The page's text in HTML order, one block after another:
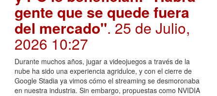
gente que se quede fuera
del mercado". 25 de Julio,
2026 10:27
Durante muchos años, jugar a videojuegos a través de la
nube ha sido una experiencia agridulce, y con el cierre de
Google Stadia ya vimos cómo el streaming se desmoronaba
en nuestra industria. Sin embargo, propuestas como NVIDIA